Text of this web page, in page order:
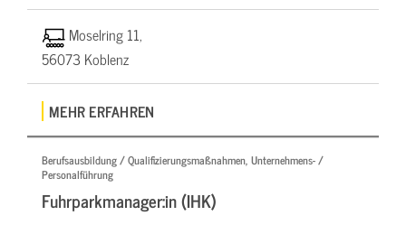
Moselring 11,
56073 Koblenz
MEHR ERFAHREN
Berufsausbildung / Qualifizierungsmaßnahmen, Unternehmens- /
Personalführung
Fuhrparkmanager:in (IHK)